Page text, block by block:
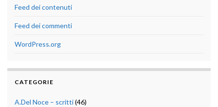
Feed dei contenuti
Feed dei commenti
WordPress.org
CATEGORIE
A.Del Noce – scritti(46)